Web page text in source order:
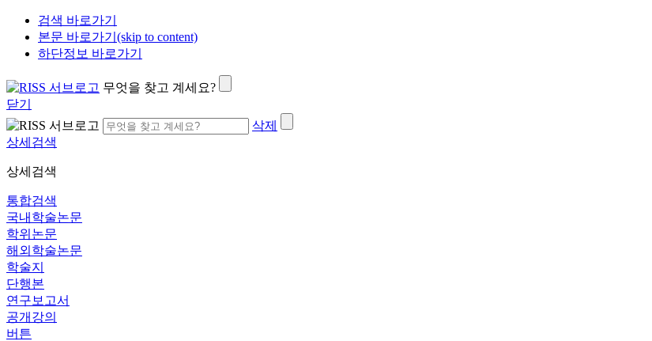
검색 바로가기
본문 바로가기(skip to content)
하단정보 바로가기
무엇을 찾고 계세요?
닫기
삭제
상세검색
상세검색
통합검색
국내학술논문
학위논문
해외학술논문
학술지
단행본
연구보고서
공개강의
버튼